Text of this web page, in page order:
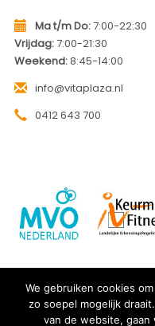
Ma t/m Do:7:00-22:30
Vrijdag:7:00-21:30
Weekend:8:45-14:00
info@vitaplaza.nl
0412 643 700
We gebruiken cookies
zo soepel mogelijk
van de website,